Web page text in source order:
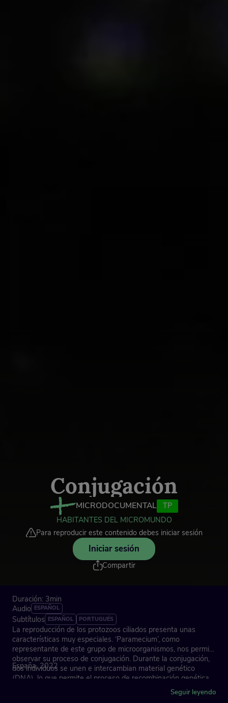
Conjugación
MICRODOCUMENTAL
TP
HABITANTES DEL MICROMUNDO
Para reproducir este contenido debes iniciar sesión
Iniciar sesión
Compartir
Duración: 3min
Audio ESPAÑOL
Subtítulos ESPAÑOL PORTUGUÉS
La reproducción de los protozoos ciliados presenta unas
características muy especiales. ‘Paramecium’, como
representante de este grupo de microorganismos, nos permite
observar su proceso de conjugación. Durante la conjugación,
dos individuos se unen e intercambian material genético
(DNA), lo que permite el proceso de recombinación genética
que se encuentra en la base de la evolución. Probablemente
sea este el origen de la reproducción sexual, del sexo.
España, 2022
Seguir leyendo